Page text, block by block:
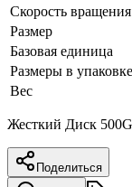
Скорость
Размер
Базовая единица
Размеры в
Вес
Жесткий Диск
Поделиться